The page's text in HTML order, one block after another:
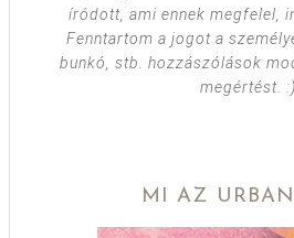
íródott, ami ennek megfelel,
Fenntartom a jogot a
bunkó, stb. hozzászólások
megértést. :)
MI AZ